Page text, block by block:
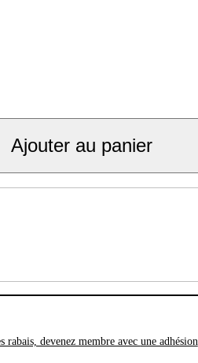
Ajouter au panier
rabais, devenez membre avec une adhésion